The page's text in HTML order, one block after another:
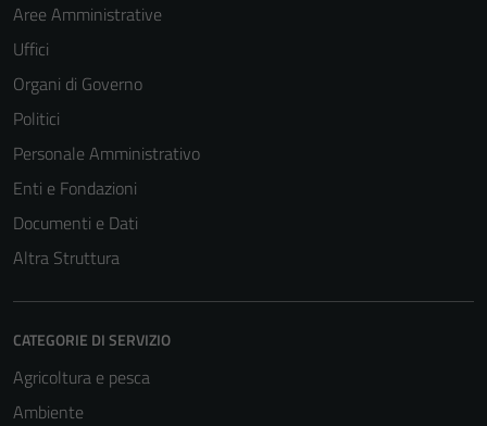
Aree Amministrative
Uffici
Organi di Governo
Politici
Personale Amministrativo
Enti e Fondazioni
Documenti e Dati
Altra Struttura
CATEGORIE DI SERVIZIO
Agricoltura e pesca
Ambiente